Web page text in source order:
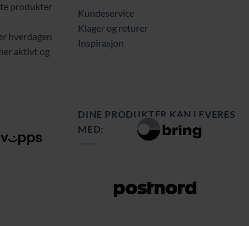
produkter
hverdagen
aktivt og
Kundeservice
Klager og returer
Inspirasjon
DINE PRODUKTER KAN LEVERES
MED: